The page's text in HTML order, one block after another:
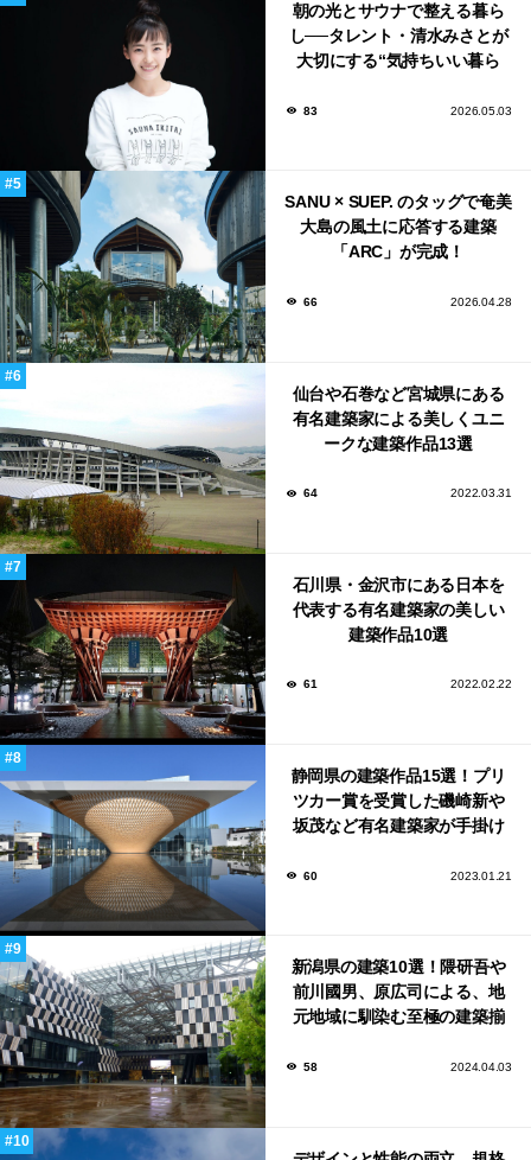
朝の光とサウナで整える暮ら
し──タレント・清水みさとが
大切にする“気持ちいい暮ら
83 2026.05.03
SANU × SUEP. のタッグで奄美
大島の風土に応答する建築
「ARC」が完成！
66 2026.04.28
仙台や石巻など宮城県にある
有名建築家による美しくユニ
ークな建築作品13選
64 2022.03.31
石川県・金沢市にある日本を
代表する有名建築家の美しい
建築作品10選
61 2022.02.22
静岡県の建築作品15選！プリ
ツカー賞を受賞した磯崎新や
坂茂など有名建築家が手掛け
60 2023.01.21
新潟県の建築10選！隈研吾や
前川國男、原広司による、地
元地域に馴染む至極の建築揃
58 2024.04.03